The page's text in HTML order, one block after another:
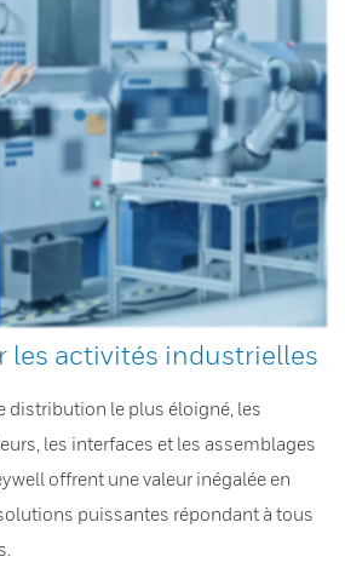
les activités industrielles
distribution le plus éloigné, les
les interfaces et les assemblages
offrent une valeur inégalée en
puissantes répondant à tous